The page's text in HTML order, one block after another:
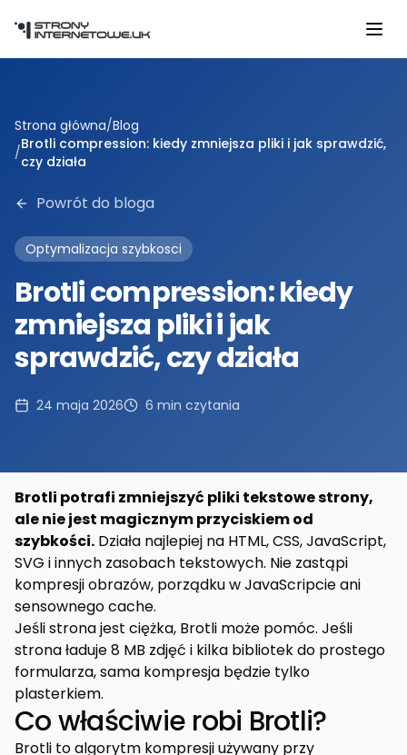
Strona główna/Blog
/Brotli compression: kiedy zmniejsza pliki i jak sprawdzić,
czy działa
Powrót do bloga
Optymalizacja szybkosci
Brotli compression: kiedy
zmniejsza pliki i jak
sprawdzić, czy działa
24 maja 2026 6 min czytania
Brotli potrafi zmniejszyć pliki tekstowe strony,
ale nie jest magicznym przyciskiem od
szybkości. Działa najlepiej na HTML, CSS, JavaScript,
SVG i innych zasobach tekstowych. Nie zastąpi
kompresji obrazów, porządku w JavaScripcie ani
sensownego cache.
Jeśli strona jest ciężka, Brotli może pomóc. Jeśli
strona ładuje 8 MB zdjęć i kilka bibliotek do prostego
formularza, sama kompresja będzie tylko
plasterkiem.
Co właściwie robi Brotli?
Brotli to algorytm kompresji używany przy